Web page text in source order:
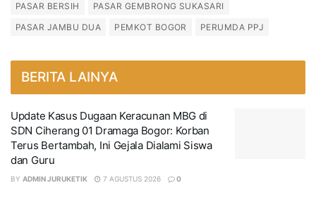
PASAR BERSIH
PASAR GEMBRONG SUKASARI
PASAR JAMBU DUA
PEMKOT BOGOR PERUMDA PPJ
BERITA LAINYA
Update Kasus Dugaan Keracunan MBG di
SDN Ciherang 01 Dramaga Bogor: Korban
Terus Bertambah, Ini Gejala Dialami Siswa
dan Guru
BY ADMIN JURUKETIK 7 AGUSTUS 2026 0